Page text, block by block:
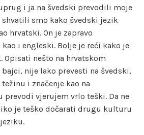
i ja na švedski prevodili moje
smo kako švedski jezik
hrvatski. On je zapravo
i engleski. Bolje je reći kako je
Opisati nešto na hrvatskom
nije lako prevesti na švedski,
i značenje kao na
prevodi vjerujem vrlo teški. Da ne
je teško dočarati drugu kulturu